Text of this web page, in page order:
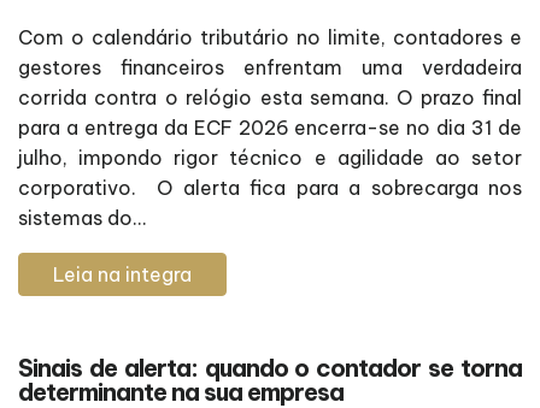
Com o calendário tributário no limite, contadores e
gestores financeiros enfrentam uma verdadeira
corrida contra o relógio esta semana. O prazo final
para a entrega da ECF 2026 encerra-se no dia 31 de
julho, impondo rigor técnico e agilidade ao setor
corporativo. O alerta fica para a sobrecarga nos
sistemas do...
Leia na integra
Sinais de alerta: quando o contador se torna
determinante na sua empresa